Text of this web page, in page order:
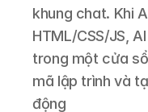
khung chat. Khi
HTML/CSS/JS,
trong một cửa
mã lập trình và
động